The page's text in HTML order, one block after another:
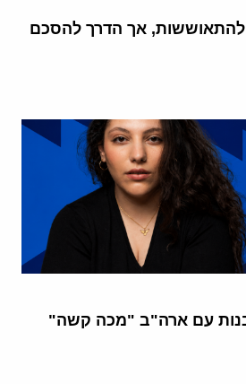
להתאוששות, אך הדרך להסכם
עם ארה"ב "מכה קשה"